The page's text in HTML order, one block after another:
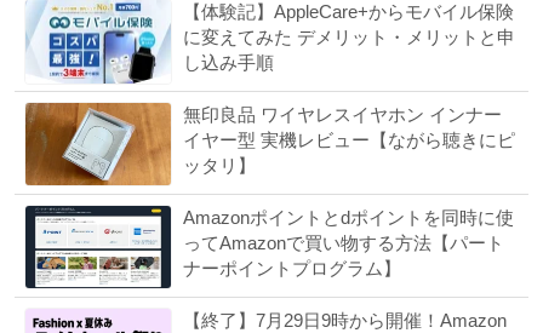
【体験記】AppleCare+からモバイル保険
に変えてみた デメリット・メリットと申
し込み手順
無印良品 ワイヤレスイヤホン インナー
イヤー型 実機レビュー【ながら聴きにピ
ッタリ】
Amazonポイントとdポイントを同時に使
ってAmazonで買い物する方法【パート
ナーポイントプログラム】
【終了】7月29日9時から開催！Amazon